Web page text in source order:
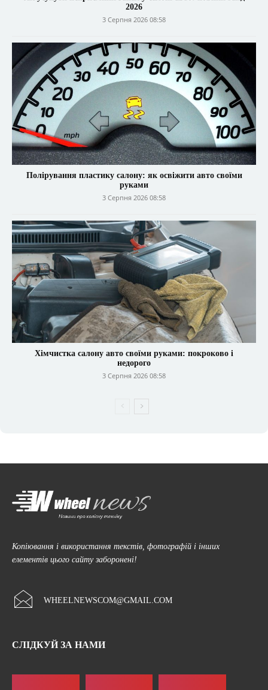
2026
3 Серпня 2026 08:58
Полірування пластику салону: як освіжити авто своїми
руками
3 Серпня 2026 08:58
Хімчистка салону авто своїми руками: покроково і
недорого
3 Серпня 2026 08:58
Копіювання і використання текстів, фотографій і інших
елементів цього сайту заборонені!
WHEELNEWSCOM@GMAIL.COM
СЛІДКУЙ ЗА НАМИ